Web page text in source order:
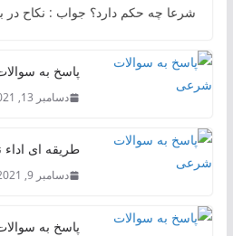
شرعا چه حکم دارد؟ جواب : نکاح در
پاسخ به
دسامبر 13, 2021
طریقه ای اداء
دسامبر 9, 2021
پاسخ به